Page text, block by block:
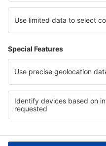
Cazare on North Sea Coast